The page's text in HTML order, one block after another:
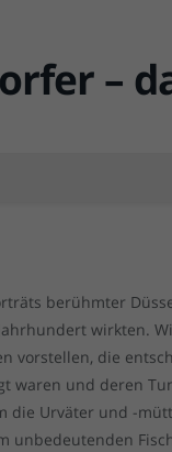
berühmter
wirkten.
vorstellen, die
waren und deren
die Urväter und -
unbedeutenden